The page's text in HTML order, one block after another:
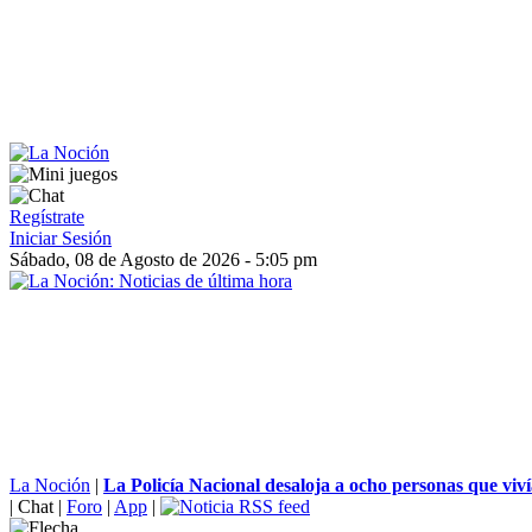
Regístrate
Iniciar Sesión
Sábado, 08 de Agosto de 2026 - 5:05 pm
La Noción | La Policía Nacional desaloja a ocho personas que
| Chat | Foro | App |